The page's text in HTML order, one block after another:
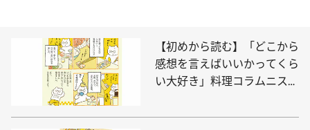
【初めから読む】「どこから
感想を言えばいいかってくら
い大好き」料理コラムニス
『ごはんが楽しみ』